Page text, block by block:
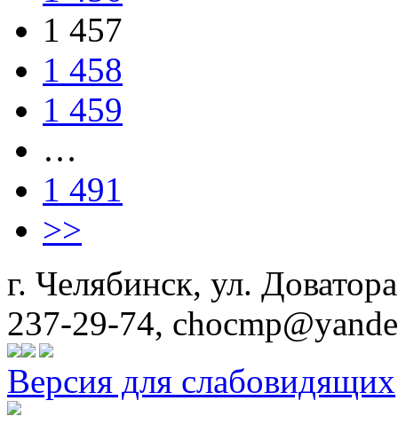
1 457
1 458
1 459
…
1 491
>>
г. Челябинск, ул.
237-29-74,
Версия для слабовидящих